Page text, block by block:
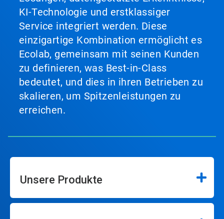
KI-Technologie und erstklassiger
Service integriert werden. Diese
einzigartige Kombination ermöglicht es
Ecolab, gemeinsam mit seinen Kunden
zu definieren, was Best-in-Class
bedeutet, und dies in ihren Betrieben zu
skalieren, um Spitzenleistungen zu
erreichen.
Unsere Produkte